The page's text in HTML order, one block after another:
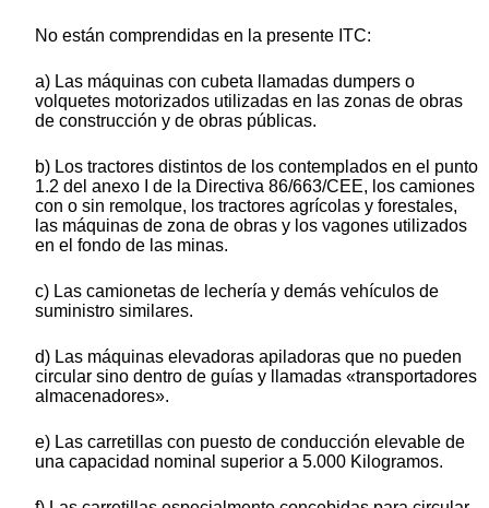
No están comprendidas en la presente ITC:
a) Las máquinas con cubeta llamadas dumpers o
volquetes motorizados utilizadas en las zonas de obras
de construcción y de obras públicas.
b) Los tractores distintos de los contemplados en el punto
1.2 del anexo I de la Directiva 86/663/CEE, los camiones
con o sin remolque, los tractores agrícolas y forestales,
las máquinas de zona de obras y los vagones utilizados
en el fondo de las minas.
c) Las camionetas de lechería y demás vehículos de
suministro similares.
d) Las máquinas elevadoras apiladoras que no pueden
circular sino dentro de guías y llamadas «transportadores
almacenadores».
e) Las carretillas con puesto de conducción elevable de
una capacidad nominal superior a 5.000 Kilogramos.